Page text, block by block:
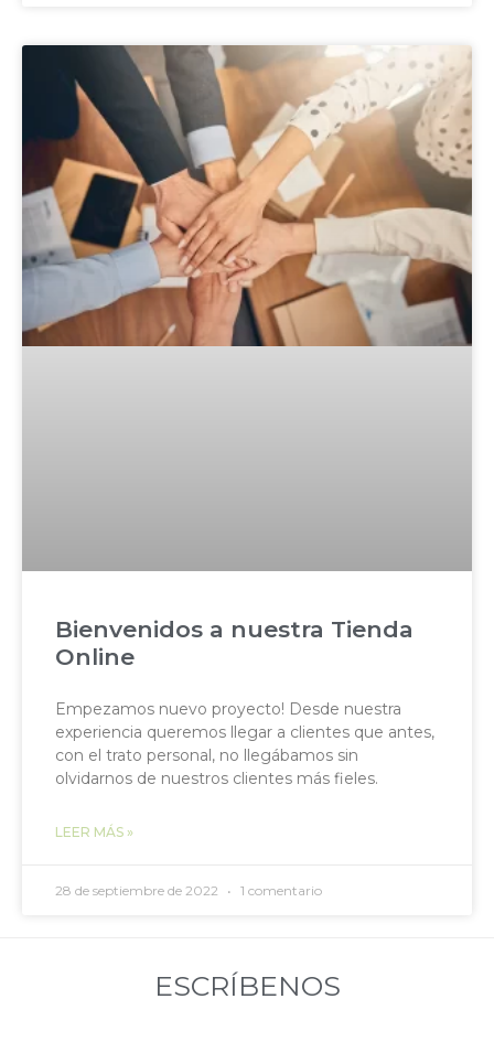
Bienvenidos a nuestra Tienda
Online
Empezamos nuevo proyecto! Desde nuestra
experiencia queremos llegar a clientes que antes,
con el trato personal, no llegábamos sin
olvidarnos de nuestros clientes más fieles.
LEER MÁS »
28 de septiembre de 2022 1 comentario
ESCRÍBENOS